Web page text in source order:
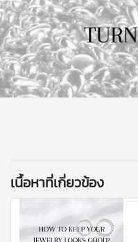
เนื้อหาที่เกี่ยวข้อง